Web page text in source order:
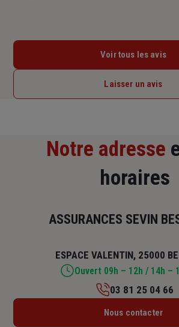
Voir tous les avis
Laisser un avis
Notre adresse
horaires
ASSURANCES SEVIN
ESPACE VALENTIN, 25000
Lundi : 09h – 12h / 14h –
03 81 25 04 66
Nous contacter